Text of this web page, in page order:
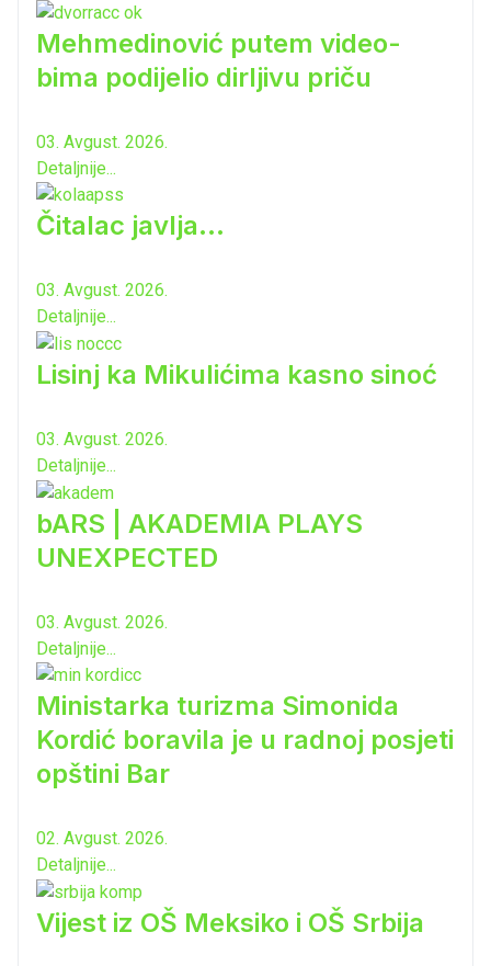
Mehmedinović putem video-
bima podijelio dirljivu priču
03. Avgust. 2026.
Detaljnije...
Čitalac javlja...
03. Avgust. 2026.
Detaljnije...
Lisinj ka Mikulićima kasno sinoć
03. Avgust. 2026.
Detaljnije...
bARS | AKADEMIA PLAYS
UNEXPECTED
03. Avgust. 2026.
Detaljnije...
Ministarka turizma Simonida
Kordić boravila je u radnoj posjeti
opštini Bar
02. Avgust. 2026.
Detaljnije...
Vijest iz OŠ Meksiko i OŠ Srbija